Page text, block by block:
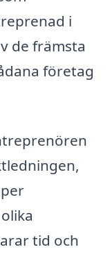
i
de främsta
företag
tid och